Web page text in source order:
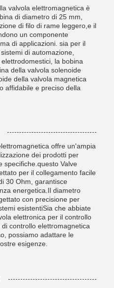
valvola elettromagnetica è
di diametro di 25 mm,
di filo di rame leggero,e il
un componente
di applicazioni. sia per il
di automazione,
la bobina
della valvola solenoide
della valvola magnetica
affidabile e preciso della
offre un'ampia
dei prodotti per
specifiche.questo Valve
per il collegamento facile
30 Ohm, garantisce
energetica.Il diametro
con precisione per
esistentiSia che abbiate
elettronica per il controllo
controllo elettromagnetica
possiamo adattare le
esigenze.